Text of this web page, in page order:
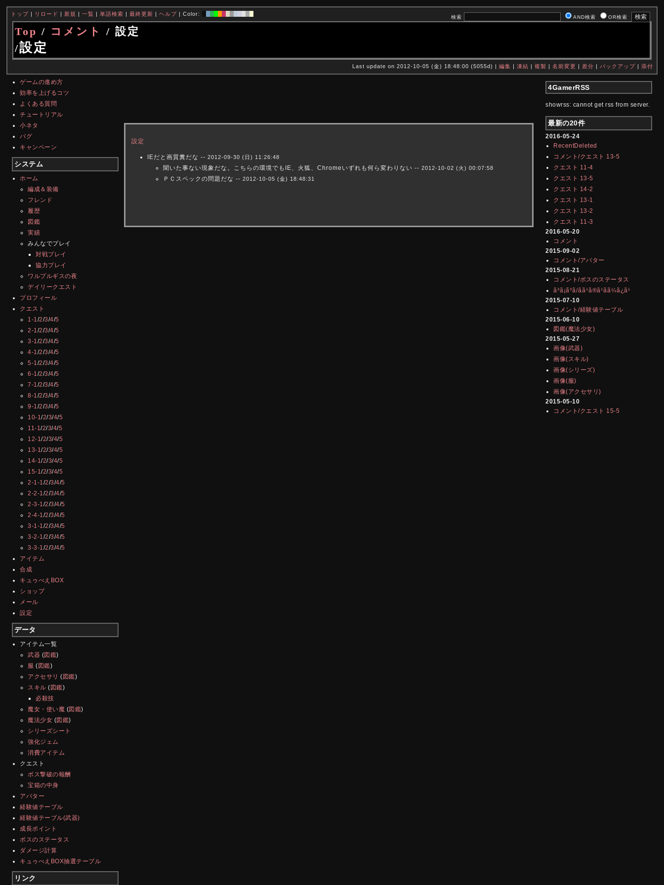
検索 AND検索 OR検索
トップ リロード |新規 |一覧 |単語検索 |最終更新 |ヘルプ | Color:
Top / コメント
/ 設定
/設定
Last update on 2012-10-05 (金) 18:48:00 (5055d) | 編集 凍結 複製 名前変更 差分 バックアップ 添付
ゲームの進め方
効率を上げるコツ
よくある質問
チュートリアル
小ネタ
バグ
キャンペーン
システム
ホーム
編成＆装備
フレンド
履歴
図鑑
実績
みんなでプレイ
対戦プレイ
協力プレイ
ワルプルギスの夜
デイリークエスト
プロフィール
クエスト
1-1/2/3/4/5
2-1/2/3/4/5
3-1/2/3/4/5
4-1/2/3/4/5
5-1/2/3/4/5
6-1/2/3/4/5
7-1/2/3/4/5
8-1/2/3/4/5
9-1/2/3/4/5
10-1/2/3/4/5
11-1/2/3/4/5
12-1/2/3/4/5
13-1/2/3/4/5
14-1/2/3/4/5
15-1/2/3/4/5
2-1-1/2/3/4/5
2-2-1/2/3/4/5
2-3-1/2/3/4/5
2-4-1/2/3/4/5
3-1-1/2/3/4/5
3-2-1/2/3/4/5
3-3-1/2/3/4/5
アイテム
合成
キュゥべえBOX
ショップ
メール
設定
データ
アイテム一覧
武器 (図鑑)
服 ( 図鑑)
アクセサリ ( 図鑑)
スキル ( 図鑑)
必殺技
魔女・使い魔 (図鑑)
魔法少女 (図鑑)
シリーズシート
強化ジェム
消費アイテム
クエスト
ボス撃破の報酬
宝箱の中身
アバター
経験値テーブル
経験値テーブル(武器)
成長ポイント
ボスのステータス
ダメージ計算
キュゥべえBOX抽選テーブル
リンク
設定
IEだと画質糞だな -- 2012-09-30 (日) 11:26:48
聞いた事ない現象だな。こちらの環境でもIE、火狐、Chromeいずれも何ら変わりない -- 2012-10-02 (火) 00:07:58
ＰＣスペックの問題だな -- 2012-10-05 (金) 18:48:31
4GamerRSS
showrss: cannot get rss from server.
最新の20件
2016-05-24
RecentDeleted
コメント/クエスト 13-5
クエスト 11-4
クエスト 13-5
クエスト 14-2
クエスト 13-1
クエスト 13-2
クエスト 11-3
2016-05-20
コメント
2015-09-02
コメント/アバター
2015-08-21
コメント/ボスのステータス
ã³ã¡ã³ã/ãã¹ã®ã¹ãã¼ã¿ã¹
2015-07-10
コメント/経験値テーブル
2015-06-10
図鑑(魔法少女)
2015-05-27
画像(武器)
画像(スキル)
画像(シリーズ)
画像(服)
画像(アクセサリ)
2015-05-10
コメント/クエスト 15-5